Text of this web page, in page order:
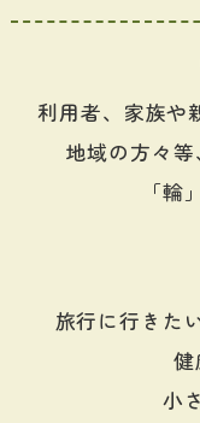
利用者、家族や
地域の方々
「輪
旅行に行きた
健
小